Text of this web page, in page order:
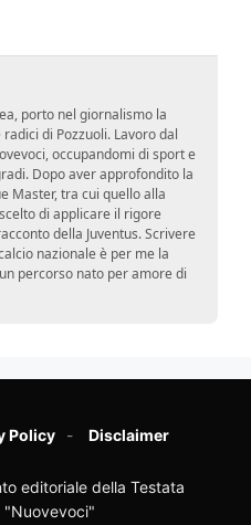
porto nel giornalismo la
di Pozzuoli. Lavoro dal
occupandomi di sport e
Dopo aver approfondito la
Master, tra cui quello alla
di applicare il rigore
della Juventus. Scrivere
nazionale è per me la
percorso nato per amore di
Policy Disclaimer
editoriale della Testata
"Nuovevoci"